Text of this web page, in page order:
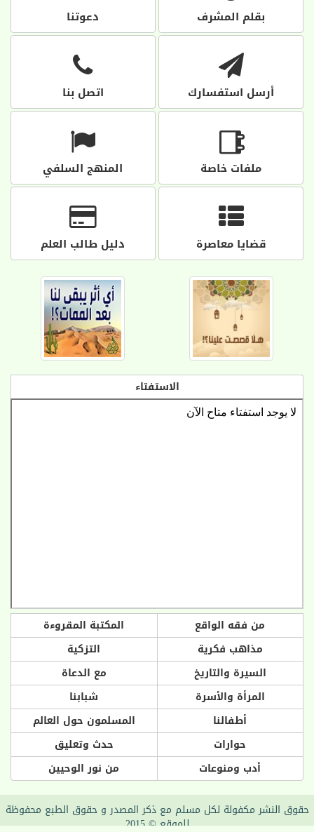
بقلم المشرف دعوتنا
أرسل استفسارك اتصل بنا
ملفات خاصة المنهج السلفي
قضايا معاصرة دليل طالب العلم
الاستفتاء
من فقه الواقع
المكتبة المقروءة
مذاهب فكرية
التزكية
السيرة والتاريخ
مع الدعاة
المرأة والأسرة
شبابنا
أطفالنا
المسلمون حول العالم
حوارات
حدث وتعليق
أدب ومنوعات
من نور الوحيين
حقوق النشر مكفولة لكل مسلم مع ذكر المصدر و حقوق الطبع محفوظة
للموقع © 2015